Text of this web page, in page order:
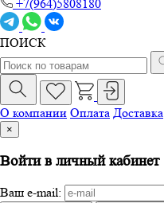
+7(964)5808180
ПОИСК
О компании Оплата Доставка
×
Войти в личный кабинет
Ваш e-mail: